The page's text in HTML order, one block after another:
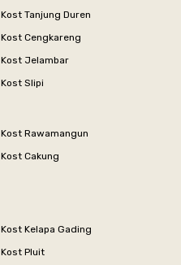
Kost Tanjung Duren
Kost Cengkareng
Kost Jelambar
Kost Slipi
Kost Rawamangun
Kost Cakung
Kost Kelapa Gading
Kost Pluit